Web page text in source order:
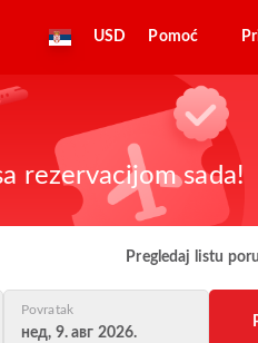
USD Pomoć
rezervacijom sada!
Pregledaj listu
Povratak
нед, 9. авг 2026.